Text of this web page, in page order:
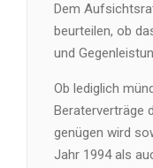
Dem
beurteilen, ob
und
Ob lediglich
Beraterverträge
genügen wird
Jahr 1994 als